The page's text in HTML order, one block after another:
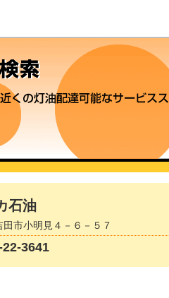
石油
市小明見４－６－５７
3641